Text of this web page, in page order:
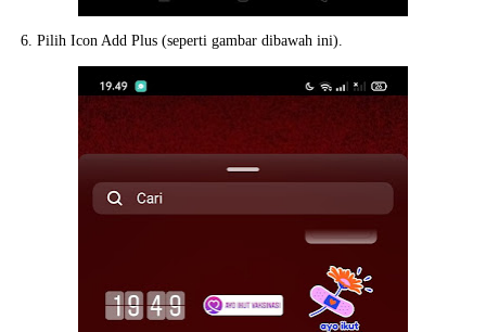
6. Pilih Icon Add Plus (seperti gambar dibawah ini).